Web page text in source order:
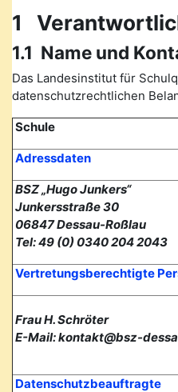
1
1.1 Name und
Das Landesinstitut für
datenschutzrechtlichen
Schule
Adressdaten
BSZ „Hugo Junkers“
Junkersstraße 30
06847 Dessau-Roßlau
Tel: 49 (0) 0340 204 2043
Vertretungsberechtigte
Frau H. Schröter
E-Mail: kontakt@bsz-
Datenschutzbeauftragte